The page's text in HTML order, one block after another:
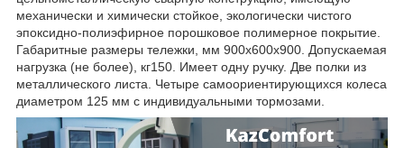
механически и химически стойкое, экологически чистого
эпоксидно-полиэфирное порошковое полимерное покрытие.
Габаритные размеры тележки, мм 900х600х900. Допускаемая
нагрузка (не более), кг150. Имеет одну ручку. Две полки из
металлического листа. Четыре самоориентирующихся колеса
диаметром 125 мм с индивидуальными тормозами.